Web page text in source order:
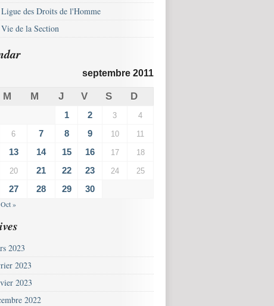
des Droits de l'Homme
de la Section
septembre 2011
M M J V S D
1 2 3 4
6 7 8 9 10 11
13 14 15 16 17 18
20 21 22 23 24 25
27 28 29 30
Oct »
2023
2023
2023
2022